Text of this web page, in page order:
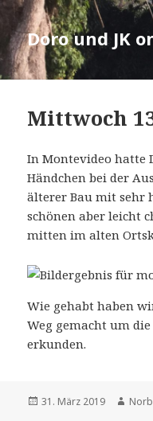
Doro und JK
Mittwoch
In Montevideo hatte
Händchen bei der
älterer Bau mit sehr
schönen aber leicht
mitten im alten
Wie gehabt haben
Weg gemacht um
erkunden.
Veröffentlicht
31. März 2019